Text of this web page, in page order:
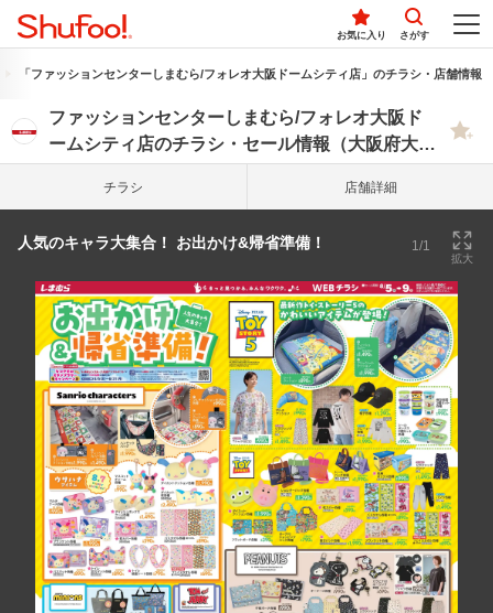
お気に入り さがす
「ファッションセンターしまむら/フォレオ大阪ドームシティ店」のチラシ・店舗情報
ファッションセンターしまむら/フォレオ大阪ド
ームシティ店のチラシ・セール情報（大阪府大阪
チラシ 店舗詳細
人気のキャラ大集合！ お出かけ&帰省準備！ 1/1
拡大